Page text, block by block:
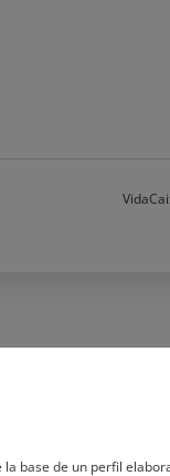
base de un perfil